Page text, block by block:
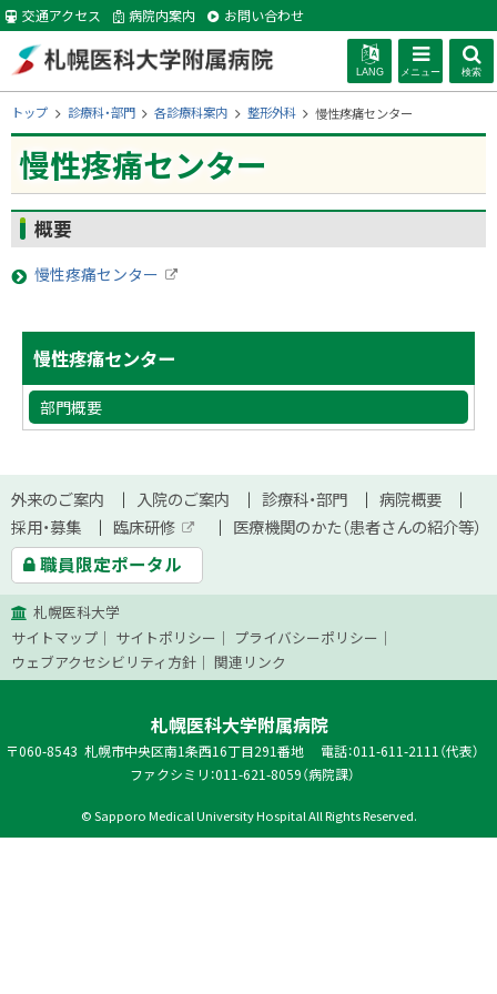
本
へ
交通アクセス 病院内案内 お問い合わせ
札幌医科大学附
属病院
LANG メニュー 検索
現
在
位
置
の
階
層
トップ 診療科・部門 各診療科案内 整形外科 慢性疼痛センター
慢性疼痛センター
ページ内目次
概要
概要
慢性疼痛センター
サ
ト
プ
に
る
サ
イ
ド
・
メ
ニ
ュ
ー
慢性疼痛センター
部門概要
本
文
へ
サ
イ
ト
マ
ッ
外来のご案内 入院のご案内 診療科・部門
病院概要
採用・募集
臨床研修
外
サ
医療機関のかた（患者さんの紹介等）
職員限定ポータル
札幌医科大学
サイトマップ
サイトポリシー
プライバシーポリシー
ウェブアクセシビリティ方針
関連リンク
札幌医科大学附属病院
郵060-8543 札幌市中央区南1条西16丁目291番地
電話：011-611-2111（代表）
ファクシミリ：011-621-8059（病院課）
© Sapporo Medical University Hospital All Rights Reserved.